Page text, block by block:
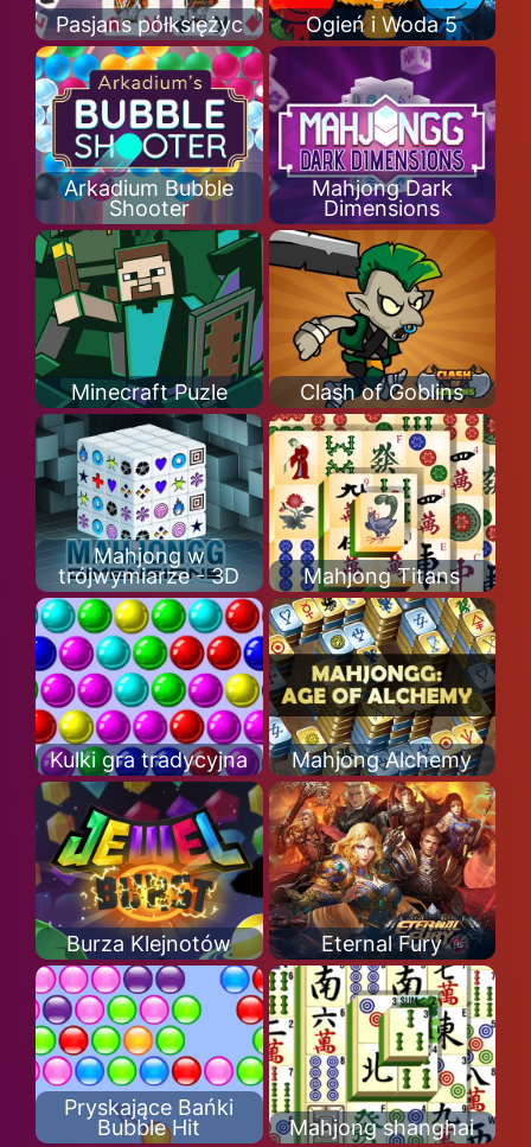
Pasjans półksiężyc Ogień i Woda 5
Arkadium Bubble
Shooter
Mahjong Dark
Dimensions
Minecraft Puzle Clash of Goblins
Mahjong w
trójwymiarze - 3D
Mahjong Titans
Kulki gra tradycyjna Mahjong Alchemy
Burza Klejnotów Eternal Fury
Pryskające Bańki
Bubble Hit
Mahjong shanghai